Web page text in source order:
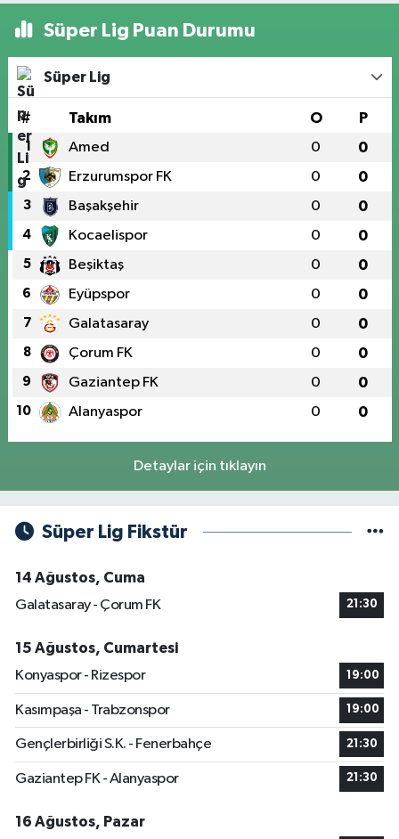
Süper Lig Puan Durumu
Süper Lig
# Takım O P
1 Amed 0 0
2 Erzurumspor FK 0 0
3 Başakşehir 0 0
4 Kocaelispor 0 0
5 Beşiktaş 0 0
6 Eyüpspor 0 0
7 Galatasaray 0 0
8 Çorum FK 0 0
9 Gaziantep FK 0 0
10 Alanyaspor 0 0
Detaylar için tıklayın
Süper Lig Fikstür
14 Ağustos, Cuma
Galatasaray - Çorum FK
21:30
15 Ağustos, Cumartesi
Konyaspor - Rizespor
19:00
Kasımpaşa - Trabzonspor 19:00
Gençlerbirliği S.K. - Fenerbahçe 21:30
Gaziantep FK - Alanyaspor 21:30
16 Ağustos, Pazar